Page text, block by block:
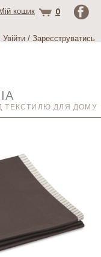
Мій кошик 0
Увійти / Зареєструватись
ТЕКСТИЛЮ ДЛЯ ДОМУ